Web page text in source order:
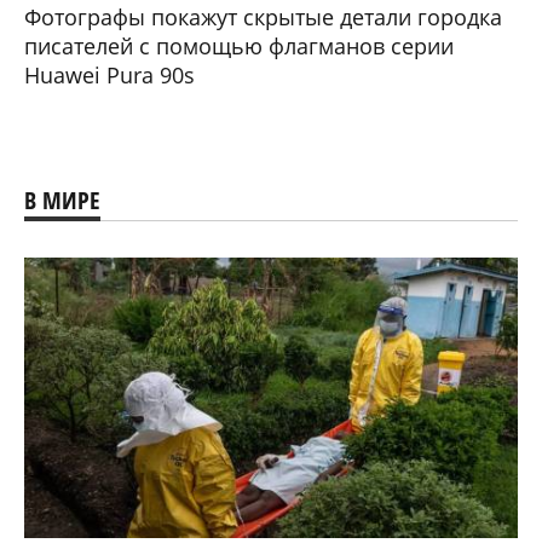
Фотографы покажут скрытые детали городка
писателей с помощью флагманов серии
Huawei Pura 90s
В МИРЕ